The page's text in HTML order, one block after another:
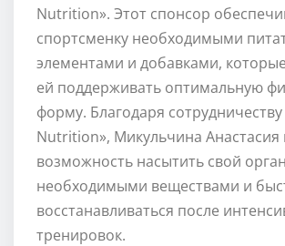
Nutrition». Этот спонсор
спортсменку необходимыми
элементами и добавками,
ей поддерживать оптимальную
форму. Благодаря
Nutrition», Микульчина Анастасия
возможность насытить свой
необходимыми веществами и
восстанавливаться после
тренировок.